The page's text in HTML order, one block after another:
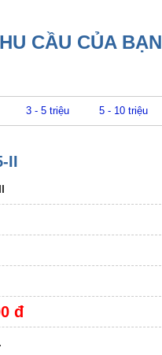
CẦU CỦA BẠN
3 - 5 triệu 5 - 10 triệu
II
đ